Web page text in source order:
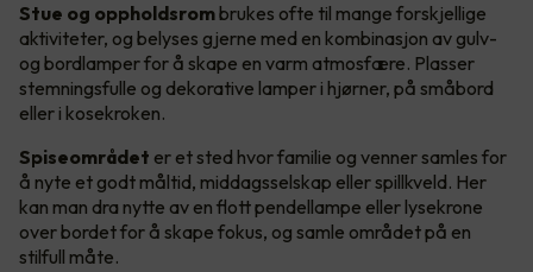
Stue og oppholdsrombrukes ofte til mange forskjellige
aktiviteter, og belyses gjerne med en kombinasjon av gulv-
og bordlamper for å skape en varm atmosfære. Plasser
stemningsfulle og dekorative lamper i hjørner, på småbord
eller i kosekroken.
Spiseområdet er et sted hvor familie og venner samles for
å nyte et godt måltid, middagsselskap eller spillkveld. Her
kan man dra nytte av en flott pendellampe eller lysekrone
over bordet for å skape fokus, og samle området på en
stilfull måte.